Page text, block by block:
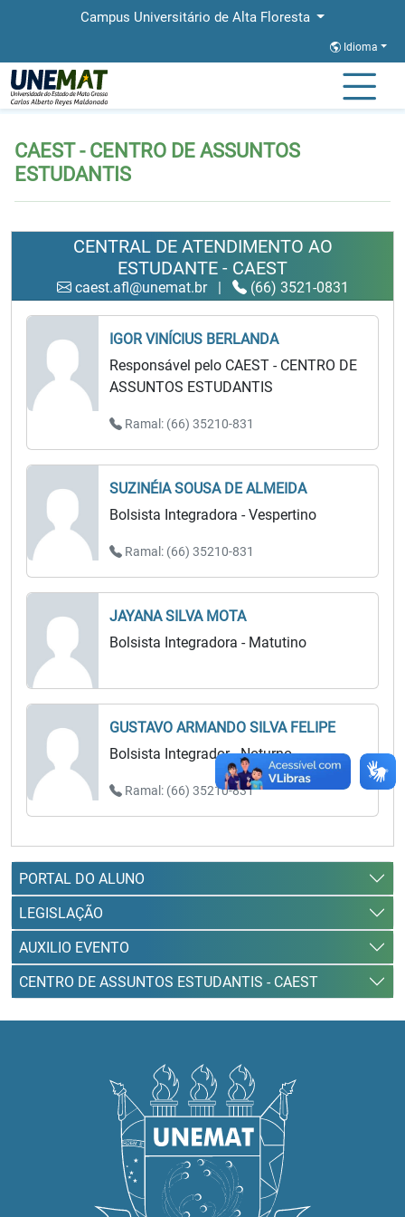
Campus Universitário de Alta Floresta
Idioma
Página Inicial
CAEST - CENTRO DE ASSUNTOS
ESTUDANTIS
CENTRAL DE ATENDIMENTO AO
ESTUDANTE - CAEST
caest.afl@unemat.br | (66) 3521-0831
IGOR VINÍCIUS BERLANDA
Responsável pelo CAEST - CENTRO DE
ASSUNTOS ESTUDANTIS
Ramal: (66) 35210-831
SUZINÉIA SOUSA DE ALMEIDA
Bolsista Integradora - Vespertino
Ramal: (66) 35210-831
JAYANA SILVA MOTA
Bolsista Integradora - Matutino
GUSTAVO ARMANDO SILVA FELIPE
Bolsista Integrador - Noturno
Ramal: (66) 35210-831
PORTAL DO ALUNO
LEGISLAÇÃO
AUXILIO EVENTO
CENTRO DE ASSUNTOS ESTUDANTIS - CAEST